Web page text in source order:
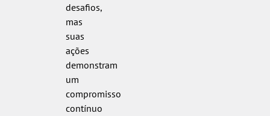
desafios,
mas
suas
ações
demonstram
um
compromisso
contínuo